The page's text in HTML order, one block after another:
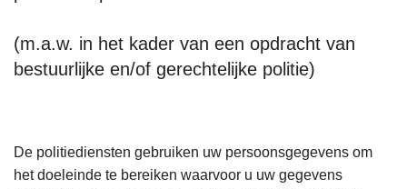
(m.a.w. in het kader van een opdracht van
bestuurlijke en/of gerechtelijke politie)
De politiediensten gebruiken uw persoonsgegevens om
het doeleinde te bereiken waarvoor u uw gegevens